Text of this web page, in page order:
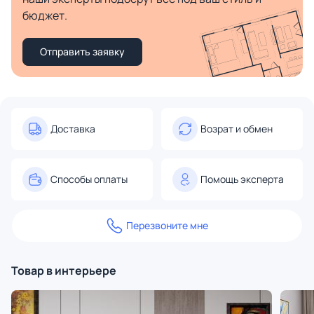
бюджет.
Отправить заявку
Доставка Возрат и обмен
Способы оплаты Помощь эксперта
Перезвоните мне
Товар в интерьере